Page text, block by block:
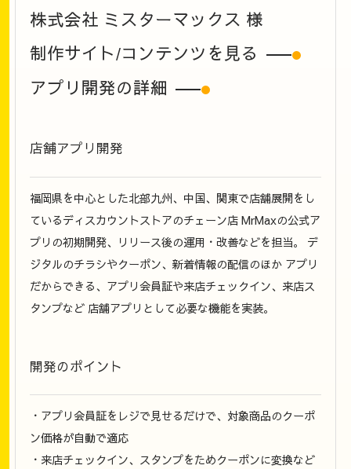
株式会社 ミスターマックス 様
制作サイト/コンテンツを見る
アプリ開発の詳細
店舗アプリ開発
福岡県を中心とした北部九州、中国、関東で店舗展開をし
ているディスカウントストアのチェーン店 MrMaxの公式ア
プリの初期開発、リリース後の運用・改善などを担当。 デ
ジタルのチラシやクーポン、新着情報の配信のほか アプリ
だからできる、アプリ会員証や来店チェックイン、来店ス
タンプなど 店舗アプリとして必要な機能を実装。
開発のポイント
・アプリ会員証をレジで見せるだけで、対象商品のクーポ
ン価格が自動で適応
・来店チェックイン、スタンプをためクーポンに変換など